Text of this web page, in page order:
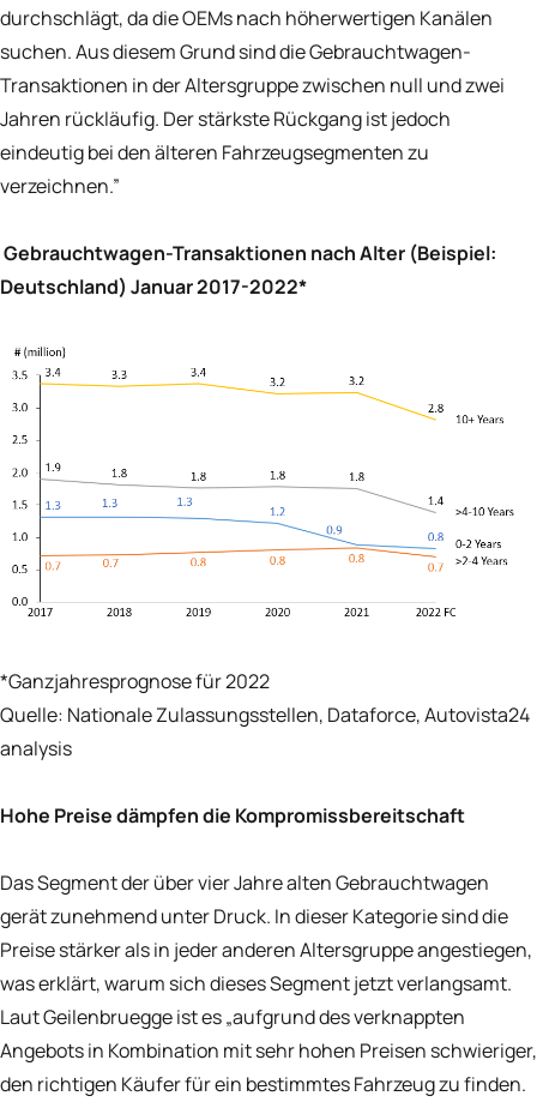
durchschlägt, da die OEMs nach höherwertigen Kanälen
suchen. Aus diesem Grund sind die Gebrauchtwagen-
Transaktionen in der Altersgruppe zwischen null und zwei
Jahren rückläufig. Der stärkste Rückgang ist jedoch
eindeutig bei den älteren Fahrzeugsegmenten zu
verzeichnen.”
Gebrauchtwagen-Transaktionen nach Alter (Beispiel:
Deutschland) Januar 2017-2022*
*Ganzjahresprognose für 2022
Quelle: Nationale Zulassungsstellen, Dataforce, Autovista24
analysis
Hohe Preise dämpfen die Kompromissbereitschaft
Das Segment der über vier Jahre alten Gebrauchtwagen
gerät zunehmend unter Druck. In dieser Kategorie sind die
Preise stärker als in jeder anderen Altersgruppe angestiegen,
was erklärt, warum sich dieses Segment jetzt verlangsamt.
Laut Geilenbruegge ist es „aufgrund des verknappten
Angebots in Kombination mit sehr hohen Preisen schwieriger,
den richtigen Käufer für ein bestimmtes Fahrzeug zu finden.